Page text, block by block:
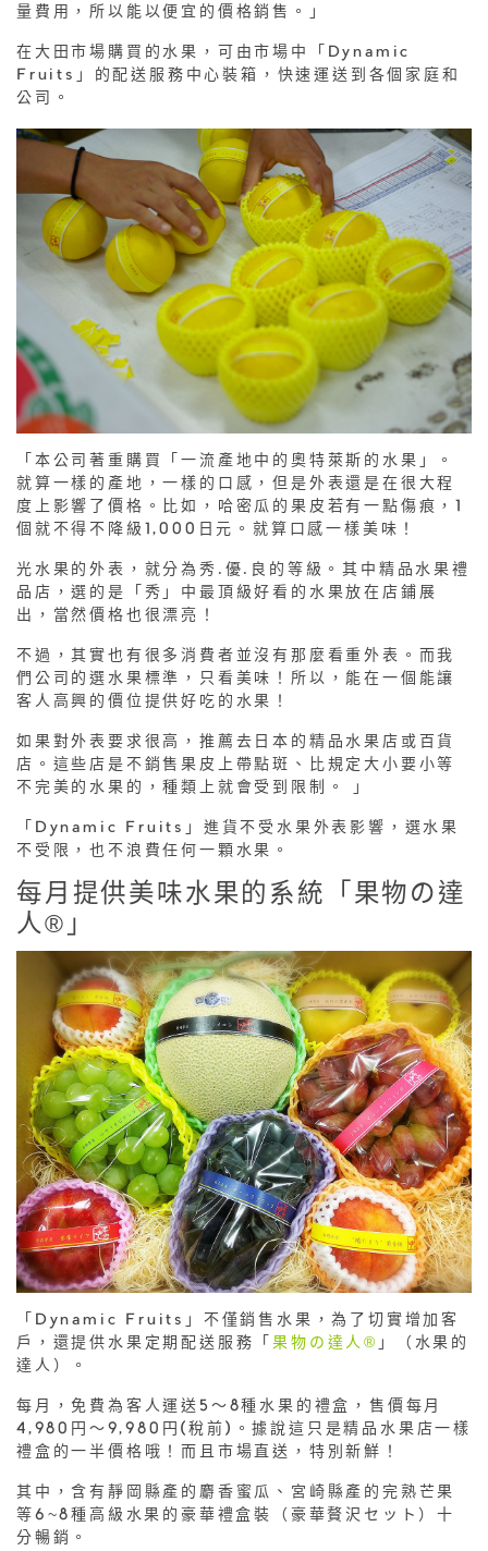
量費用，所以能以便宜的價格銷售。」
在大田市場購買的水果，可由市場中「Dynamic
Fruits」的配送服務中心裝箱，快速運送到各個家庭和
公司。
「本公司著重購買「一流產地中的奧特萊斯的水果」。
就算一樣的產地，一樣的口感，但是外表還是在很大程
度上影響了價格。比如，哈密瓜的果皮若有一點傷痕，1
個就不得不降級1,000日元。就算口感一樣美味！
光水果的外表，就分為秀·優·良的等級。其中精品水果禮
品店，選的是「秀」中最頂級好看的水果放在店鋪展
出，當然價格也很漂亮！
不過，其實也有很多消費者並沒有那麼看重外表。而我
們公司的選水果標準，只看美味！所以，能在一個能讓
客人高興的價位提供好吃的水果！
如果對外表要求很高，推薦去日本的精品水果店或百貨
店。這些店是不銷售果皮上帶點斑、比規定大小要小等
不完美的水果的，種類上就會受到限制。 」
「Dynamic Fruits」進貨不受水果外表影響，選水果
不受限，也不浪費任何一顆水果。
每月提供美味水果的系統「果物の達
人®」
「Dynamic Fruits」不僅銷售水果，為了切實增加客
戶，還提供水果定期配送服務「果物の達人® 」（水果的
達人）。
每月，免費為客人運送5～8種水果的禮盒，售價每月
4,980円～9,980円(稅前)。據說這只是精品水果店一樣
禮盒的一半價格哦！而且市場直送，特別新鮮！
其中，含有靜岡縣產的麝香蜜瓜、宮崎縣產的完熟芒果
等6~8種高級水果的豪華禮盒裝（豪華贅沢セット）十
分暢銷。